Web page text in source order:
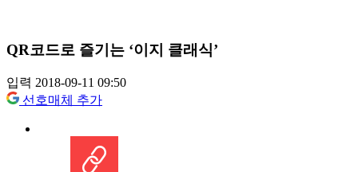
QR코드로 즐기는 ‘이지 클래식’
입력 2018-09-11 09:50
선호매체 추가